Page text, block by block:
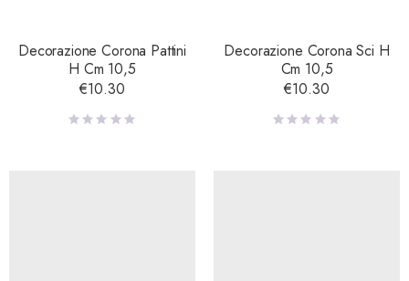
Decorazione Corona Pattini
H Cm 10,5
€10.30
Decorazione Corona Sci H
Cm 10,5
€10.30